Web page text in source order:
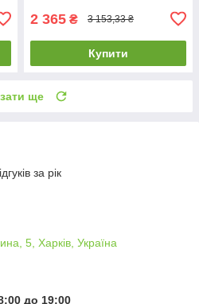
2 365 ₴ 3 153,33 ₴
Купити
ще
за рік
5, Харків, Україна
до 19:00